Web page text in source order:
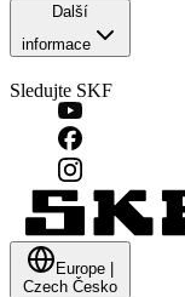
Další
informace
Sledujte SKF
Europe
Czech Česko